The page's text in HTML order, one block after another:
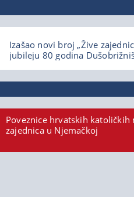
Izašao novi broj „Žive
jubileju 80 godina
Poveznice hrvatskih katoličkih
zajednica u Njemačkoj